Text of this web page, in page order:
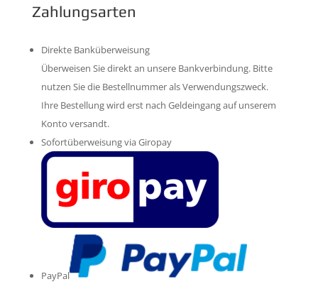
Zahlungsarten
Direkte Banküberweisung
Überweisen Sie direkt an unsere Bankverbindung. Bitte
nutzen Sie die Bestellnummer als Verwendungszweck.
Ihre Bestellung wird erst nach Geldeingang auf unserem
Konto versandt.
Sofortüberweisung via Giropay
PayPal